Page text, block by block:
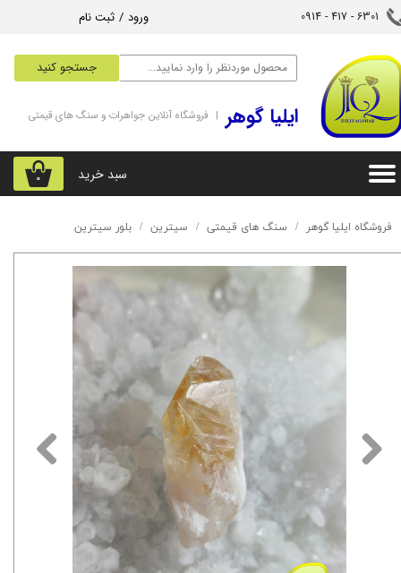
جستجو کنید
ورود / ثبت نام
تغییر گذر واژه
سفارشات
خروج از حساب کاربری
6301 - 417 - 0914​​​​​​​
۰ سبد خرید
‌ایلیا گوهر | فروشگاه آنلاین جواهرات و سنگ های قیمتی
فروشگاه ایلیا گوهر سنگ های قیمتی سیترین بلور سیترین